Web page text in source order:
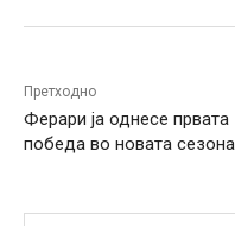
Претходно
Ферари ја однесе првата
победа во новата сезона